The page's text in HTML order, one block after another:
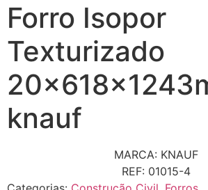
Forro Isopor
Texturizado
knauf
MARCA: KNAUF
REF: 01015-4